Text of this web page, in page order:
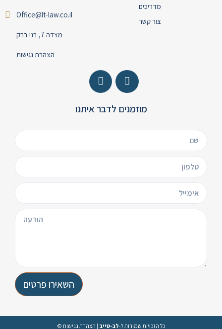
Office@lt-law.co.il
מצדה 7, בני ברק
הצהרת נגישות
מדריכים
צור קשר
מוזמנים לדבר איתנו
השאירו פרטים
© כל הזכויות שמורות ל-לב-טייב | הצהרת נגישות